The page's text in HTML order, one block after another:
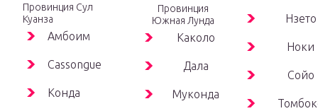
Провинция Сул
Куанза
Амбоим
Cassongue
Конда
Провинция
Южная Лунда
Каколо
Дала
Муконда
Нзето
Ноки
Сойо